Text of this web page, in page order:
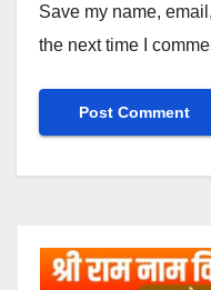
Save my name,
the next time I